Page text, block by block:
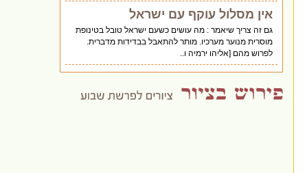
אין מסלול עוקף עם ישראל
גם זה צריך שיאמר : מה עושים כשעם ישראל טובל בטינופת
מוסרית מנוער מערכיו. מותר להתאבל בבדידות מדברית.
לפרוש מהם [אליהו ירמיה ו..